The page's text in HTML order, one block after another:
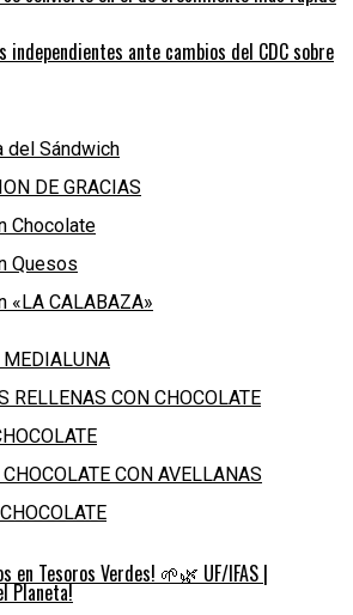
ante cambios del CDC sobre
del Sándwich
DE GRACIAS
Chocolate
Quesos
«LA CALABAZA»
MEDIALUNA
CON CHOCOLATE
CON AVELLANAS
en Tesoros Verdes! 🌱🌿 UF/IFAS |
Planeta!